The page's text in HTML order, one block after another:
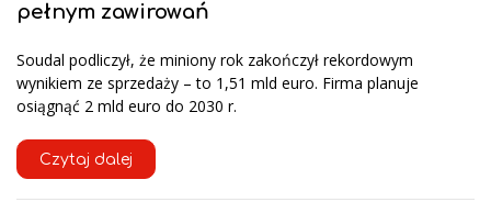
pełnym zawirowań
Soudal podliczył, że miniony rok zakończył rekordowym
wynikiem ze sprzedaży – to 1,51 mld euro. Firma planuje
osiągnąć 2 mld euro do 2030 r.
Czytaj dalej